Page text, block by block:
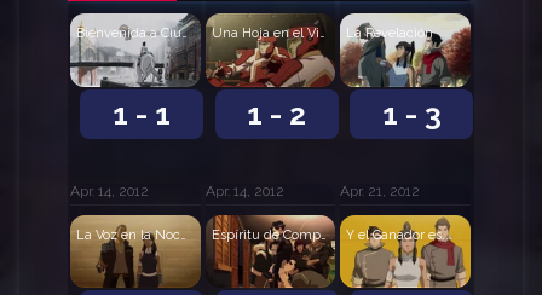
1 - 1
Bienvenida a Ciudad República
Apr. 14, 2012
1 - 2
Una Hoja en el Viento
Apr. 14, 2012
1 - 3
La Revelación
Apr. 21, 2012
La Voz en la Noche Espíritu de Competencia Y el Ganador es...